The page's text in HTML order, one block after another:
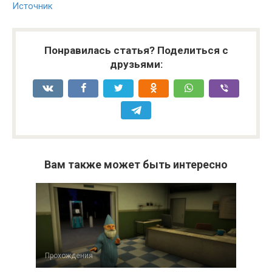
Источник
Понравилась статья? Поделиться с
друзьями:
Вам также может быть интересно
Прохождения